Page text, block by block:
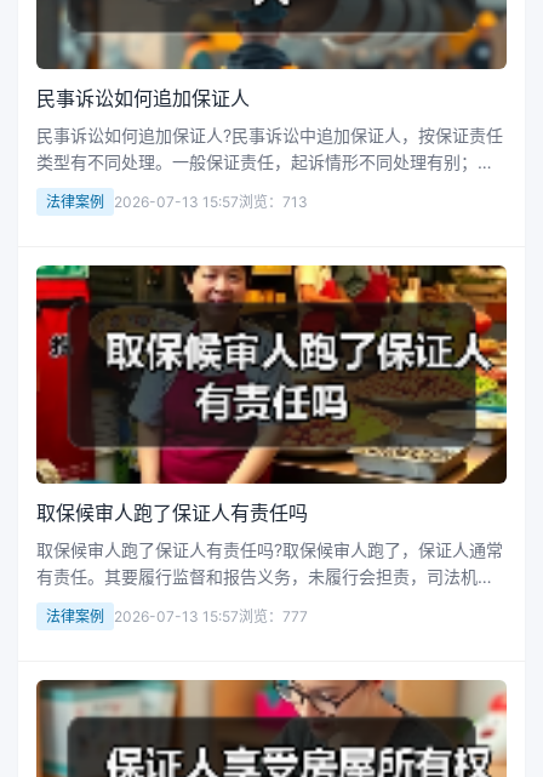
民事诉讼如何追加保证人
民事诉讼如何追加保证人?民事诉讼中追加保证人，按保证责任
类型有不同处理。一般保证责任，起诉情形不同处理有别；连
带责任保证，债权人起诉选择多。想追加可提交书面申请，法
院审查后决定是否同意，保证人参与诉讼有相应权利义务。接
法律案例 2026-07-13 15:57浏览：713
取保候审人跑了保证人有责任吗
取保候审人跑了保证人有责任吗?取保候审人跑了，保证人通常
有责任。其要履行监督和报告义务，未履行会担责，司法机关
可罚款，构成犯罪会追刑责。罚款数额综合多因素确定，不服
可申请复核，还可能承担民事赔偿责任。接下来华律网小编整
法律案例 2026-07-13 15:57浏览：777